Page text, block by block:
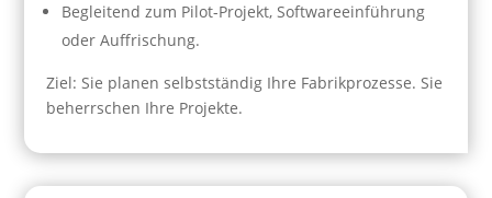
Begleitend zum Pilot-Projekt, Softwareeinführung
oder Auffrischung.
Ziel: Sie planen selbstständig Ihre Fabrikprozesse. Sie
beherrschen Ihre Projekte.